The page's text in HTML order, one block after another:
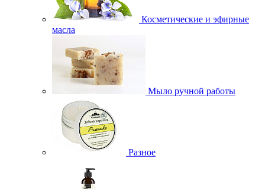
Косметические и эфирные
масла
Мыло ручной работы
Разное